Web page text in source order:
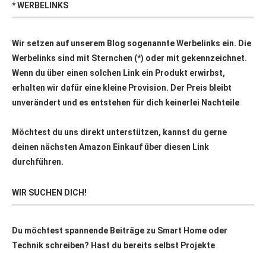
* WERBELINKS
Wir setzen auf unserem Blog sogenannte Werbelinks ein. Die
Werbelinks sind mit Sternchen (*) oder mit gekennzeichnet.
Wenn du über einen solchen Link ein Produkt erwirbst,
erhalten wir dafür eine kleine Provision. Der Preis bleibt
unverändert und es entstehen für dich keinerlei Nachteile
Möchtest du uns direkt unterstützen, kannst du gerne
deinen nächsten Amazon Einkauf über diesen Link
durchführen.
WIR SUCHEN DICH!
Du möchtest spannende Beiträge zu Smart Home oder
Technik schreiben? Hast du bereits selbst Projekte